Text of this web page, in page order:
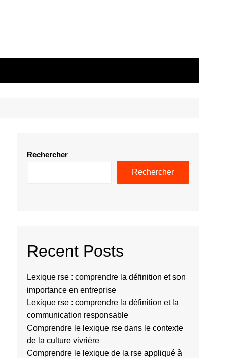
Rechercher
Rechercher
Recent Posts
Lexique rse : comprendre la définition et son
importance en entreprise
Lexique rse : comprendre la définition et la
communication responsable
Comprendre le lexique rse dans le contexte
de la culture vivrière
Comprendre le lexique de la rse appliqué à